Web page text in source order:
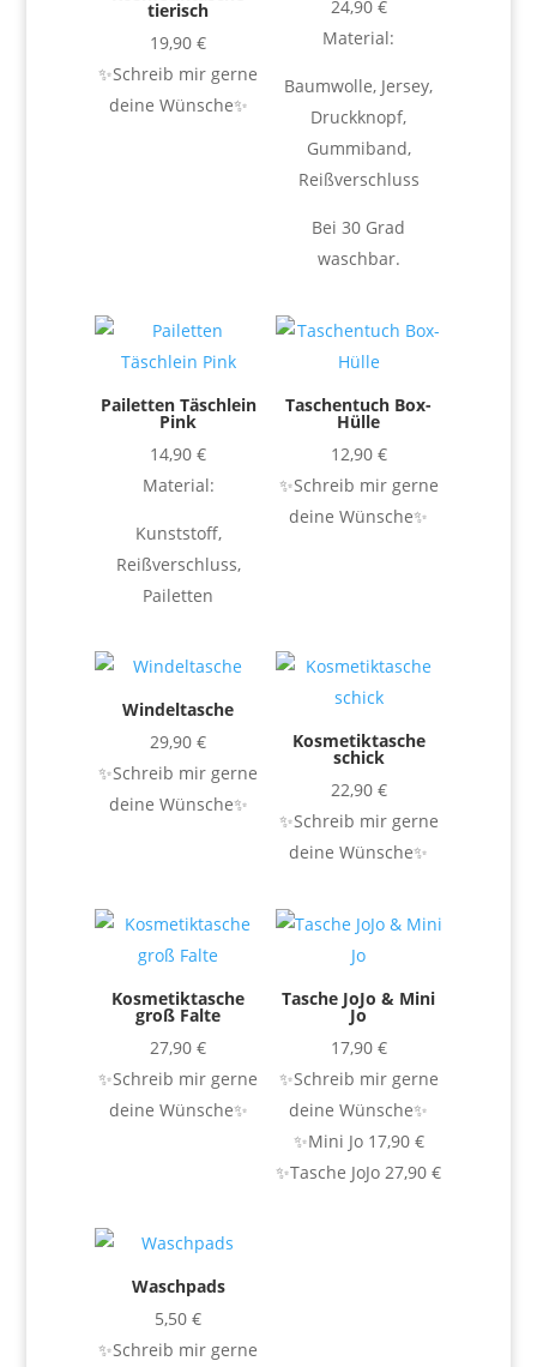
tierisch
19,90 €
✨Schreib mir gerne
deine Wünsche✨
24,90 €
Material:
Baumwolle, Jersey,
Druckknopf,
Gummiband,
Reißverschluss
Bei 30 Grad
waschbar.
Pailetten Täschlein
Pink
14,90 €
Material:
Kunststoff,
Reißverschluss,
Pailetten
Taschentuch Box-
Hülle
12,90 €
✨Schreib mir gerne
deine Wünsche✨
Windeltasche
29,90 €
✨Schreib mir gerne
deine Wünsche✨
Kosmetiktasche
schick
22,90 €
✨Schreib mir gerne
deine Wünsche✨
Kosmetiktasche
groß Falte
27,90 €
✨Schreib mir gerne
deine Wünsche✨
Tasche JoJo & Mini
Jo
17,90 €
✨Schreib mir gerne
deine Wünsche✨
✨Mini Jo 17,90 €
✨Tasche JoJo 27,90 €
Waschpads
5,50 €
✨Schreib mir gerne